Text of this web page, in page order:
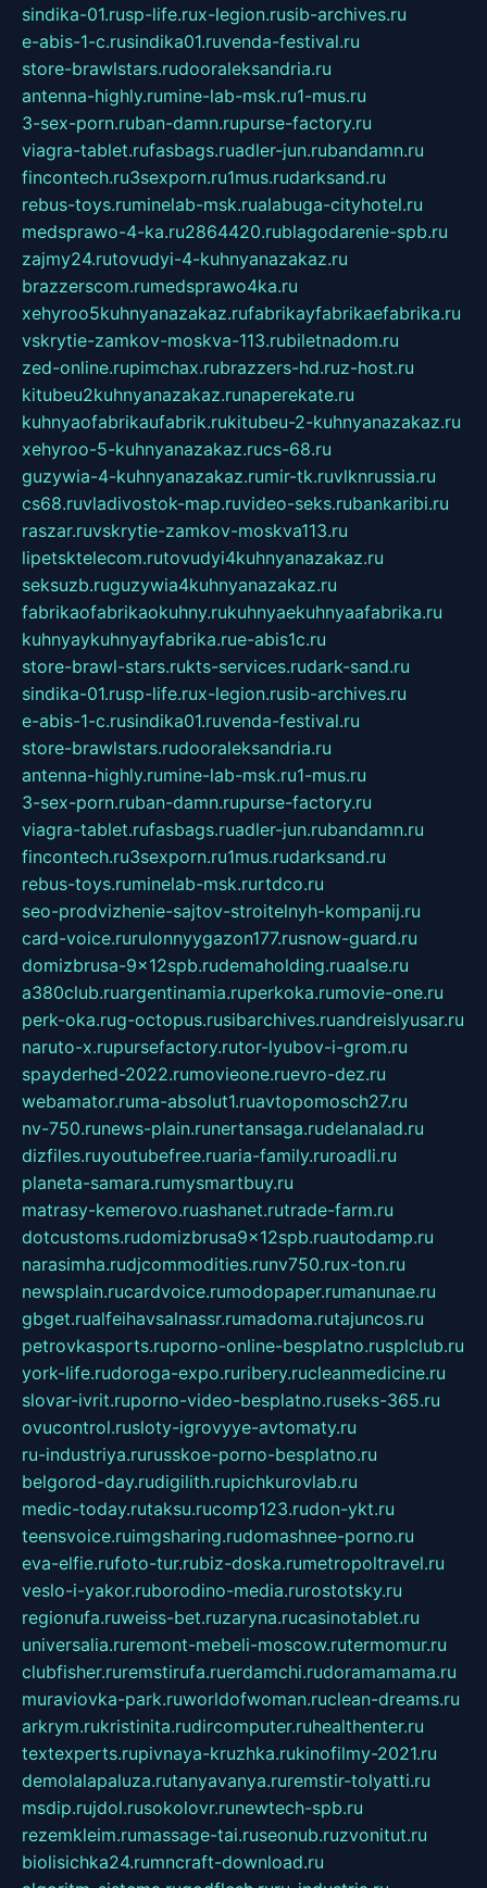
sindika-01.rusp-life.rux-legion.rusib-archives.ru
e-abis-1-c.rusindika01.ruvenda-festival.ru
store-brawlstars.rudooraleksandria.ru
antenna-highly.rumine-lab-msk.ru1-mus.ru
3-sex-porn.ruban-damn.rupurse-factory.ru
viagra-tablet.rufasbags.ruadler-jun.rubandamn.ru
fincontech.ru3sexporn.ru1mus.rudarksand.ru
rebus-toys.ruminelab-msk.rualabuga-cityhotel.ru
medsprawo-4-ka.ru2864420.rublagodarenie-spb.ru
zajmy24.rutovudyi-4-kuhnyanazakaz.ru
brazzerscom.rumedsprawo4ka.ru
xehyroo5kuhnyanazakaz.rufabrikayfabrikaefabrika.ru
vskrytie-zamkov-moskva-113.rubiletnadom.ru
zed-online.rupimchax.rubrazzers-hd.ruz-host.ru
kitubeu2kuhnyanazakaz.runaperekate.ru
kuhnyaofabrikaufabrik.rukitubeu-2-kuhnyanazakaz.ru
xehyroo-5-kuhnyanazakaz.rucs-68.ru
guzywia-4-kuhnyanazakaz.rumir-tk.ruvlknrussia.ru
cs68.ruvladivostok-map.ruvideo-seks.rubankaribi.ru
raszar.ruvskrytie-zamkov-moskva113.ru
lipetsktelecom.rutovudyi4kuhnyanazakaz.ru
seksuzb.ruguzywia4kuhnyanazakaz.ru
fabrikaofabrikaokuhny.rukuhnyaekuhnyaafabrika.ru
kuhnyaykuhnyayfabrika.rue-abis1c.ru
store-brawl-stars.rukts-services.rudark-sand.ru
sindika-01.rusp-life.rux-legion.rusib-archives.ru
e-abis-1-c.rusindika01.ruvenda-festival.ru
store-brawlstars.rudooraleksandria.ru
antenna-highly.rumine-lab-msk.ru1-mus.ru
3-sex-porn.ruban-damn.rupurse-factory.ru
viagra-tablet.rufasbags.ruadler-jun.rubandamn.ru
fincontech.ru3sexporn.ru1mus.rudarksand.ru
rebus-toys.ruminelab-msk.rurtdco.ru
seo-prodvizhenie-sajtov-stroitelnyh-kompanij.ru
card-voice.rurulonnyygazon177.rusnow-guard.ru
domizbrusa-9x12spb.rudemaholding.ruaalse.ru
a380club.ruargentinamia.ruperkoka.rumovie-one.ru
perk-oka.rug-octopus.rusibarchives.ruandreislyusar.ru
naruto-x.rupursefactory.rutor-lyubov-i-grom.ru
spayderhed-2022.rumovieone.ruevro-dez.ru
webamator.ruma-absolut1.ruavtopomosch27.ru
nv-750.runews-plain.runertansaga.rudelanalad.ru
dizfiles.ruyoutubefree.ruaria-family.ruroadli.ru
planeta-samara.rumysmartbuy.ru
matrasy-kemerovo.ruashanet.rutrade-farm.ru
dotcustoms.rudomizbrusa9x12spb.ruautodamp.ru
narasimha.rudjcommodities.runv750.rux-ton.ru
newsplain.rucardvoice.rumodopaper.rumanunae.ru
gbget.rualfeihavsalnassr.rumadoma.rutajuncos.ru
petrovkasports.ruporno-online-besplatno.rusplclub.ru
york-life.rudoroga-expo.ruribery.rucleanmedicine.ru
slovar-ivrit.ruporno-video-besplatno.ruseks-365.ru
ovucontrol.rusloty-igrovyye-avtomaty.ru
ru-industriya.rurusskoe-porno-besplatno.ru
belgorod-day.rudigilith.rupichkurovlab.ru
medic-today.rutaksu.rucomp123.rudon-ykt.ru
teensvoice.ruimgsharing.rudomashnee-porno.ru
eva-elfie.rufoto-tur.rubiz-doska.rumetropoltravel.ru
veslo-i-yakor.ruborodino-media.rurostotsky.ru
regionufa.ruweiss-bet.ruzaryna.rucasinotablet.ru
universalia.ruremont-mebeli-moscow.rutermomur.ru
clubfisher.ruremstirufa.ruerdamchi.rudoramamama.ru
muraviovka-park.ruworldofwoman.ruclean-dreams.ru
arkrym.rukristinita.rudircomputer.ruhealthenter.ru
textexperts.rupivnaya-kruzhka.rukinofilmy-2021.ru
demolalapaluza.rutanyavanya.ruremstir-tolyatti.ru
msdip.rujdol.rusokolovr.runewtech-spb.ru
rezemkleim.rumassage-tai.ruseonub.ruzvonitut.ru
biolisichka24.rumncraft-download.ru